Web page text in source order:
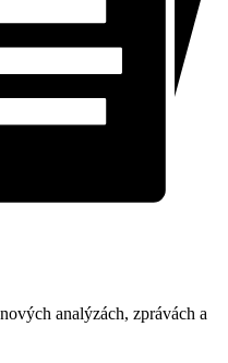
analýzách, zprávách a